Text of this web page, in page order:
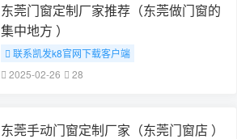
东莞门窗定制厂家推荐（东莞做门窗的
集中地方 ）
联系凯发k8官网下载客户端
# 东莞门窗定制厂家推荐
2025-02-26 28
东莞手动门窗定制厂家（东莞门窗店 ）